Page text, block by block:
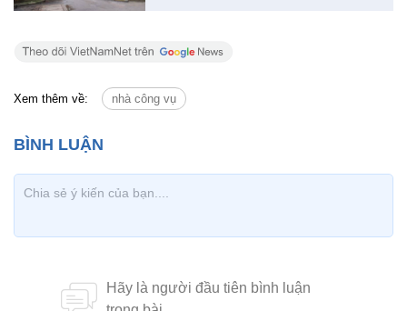
Xem thêm về: nhà công vụ